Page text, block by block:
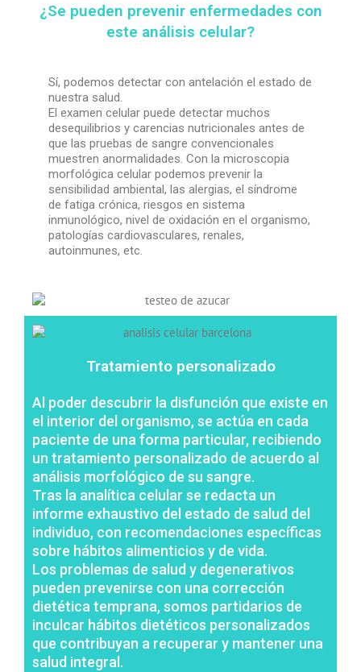
¿Se pueden prevenir enfermedades con
este análisis celular?
Sí, podemos detectar con antelación el estado de
nuestra salud.
El examen celular puede detectar muchos
desequilibrios y carencias nutricionales antes de
que las pruebas de sangre convencionales
muestren anormalidades. Con la microscopia
morfológica celular podemos prevenir la
sensibilidad ambiental, las alergias, el síndrome
de fatiga crónica, riesgos en sistema
inmunológico, nivel de oxidación en el organismo,
patologías cardiovasculares, renales,
autoinmunes, etc.
Tratamiento personalizado
Al poder descubrir la disfunción que existe en
el interior del organismo, se actúa en cada
paciente de una forma particular, recibiendo
un tratamiento personalizado de acuerdo al
análisis morfológico de su sangre.
Tras la analítica celular se redacta un
informe exhaustivo del estado de salud del
individuo, con recomendaciones específicas
sobre hábitos alimenticios y de vida.
Los problemas de salud y degenerativos
pueden prevenirse con una corrección
dietética temprana, somos partidarios de
inculcar hábitos dietéticos personalizados
que contribuyan a recuperar y mantener una
salud integral.